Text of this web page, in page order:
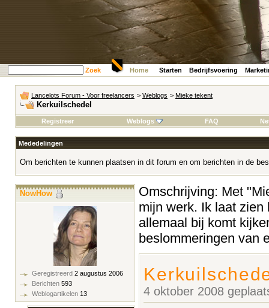
Zoek Home Starten Bedrijfsvoering
Lancelots Forum - Voor freelancers > Weblogs > Mieke tekent
Kerkuilschedel
Registreer Weblogs FAQ
Mededelingen
Om berichten te kunnen plaatsen in dit forum en om berichten in de
Omschrijving: Met
mijn werk. Ik laat
allemaal bij komt
beslommeringen van
4 oktober 2008
NowHow
Geregistreerd 2 augustus 2006
Berichten 593
Weblogartikelen 13